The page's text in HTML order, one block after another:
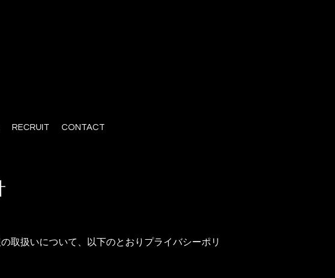
RECRUIT CONTACT
取扱いについて、以下のとおりプライバシーポリ